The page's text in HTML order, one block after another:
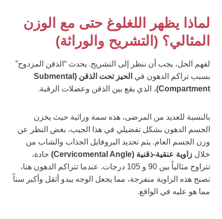
لماذا يظهر اللغلوغ حتى مع الوزن
المثالي؟ (التشريح والوراثة)
لفهم الحل، يجب أن ننظر إلى التشريح. يحدث “الذقن المزدوج”
بسبب تراكم الدهون في
الحيز تحت الذقن (Submental
Compartment) ، الذي يقع بين الذقن وعضلات الرقبة.
بالنسبة للعديد من المرضى، هذه سمة وراثية حيث يخزن
الجسم الدهون بشكل تفضيلي في هذا الجيب، بغض النظر عن
وزن الجسم العام. يتم تحديد البروفايل الجذاب والشاب من
خلال زاوية عنقية-ذقنية (Cervicomental Angle)
حادة،
تتراوح مثالياً بين 90 و 105 درجات. عندما تتراكم الدهون هنا،
تصبح هذه الزاوية منفرجة، مما يجعل الوجه يبدو أثقل وأكبر سناً
مما هو عليه في الواقع.